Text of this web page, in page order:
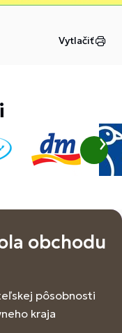
Vytlačiť
obchodu
pôsobnosti
kraja